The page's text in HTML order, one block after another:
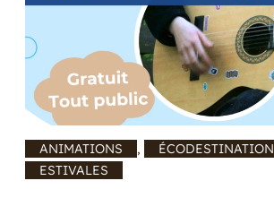
ANIMATIONS , ÉCODESTINATION
ESTIVALES